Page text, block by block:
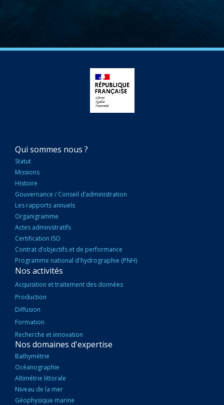
NAVIGATION
PRINCIPALE
Qui sommes nous ?
Statut
Missions
Histoire
Gouvernance / Conseil d’administration
Les rapports annuels
Organigramme
Actes administratifs
Certification ISO
Contrat d’objectifs et de performance
Programme national d'hydrographie (PNH)
Nos activités
Acquisition et traitement des données
Production
Diffusion
Formation
Recherche et innovation
Nos domaines d'expertise
Bathymétrie
Océanographie
Altimétrie littorale
Niveau de la mer
Géophysique marine